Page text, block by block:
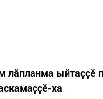
ыйтаҫҫӗ
ха